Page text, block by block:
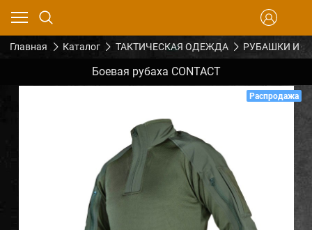
Главная Каталог ТАКТИЧЕСКАЯ ОДЕЖДА РУБАШКИ И
Боевая рубаха CONTACT
Распродажа